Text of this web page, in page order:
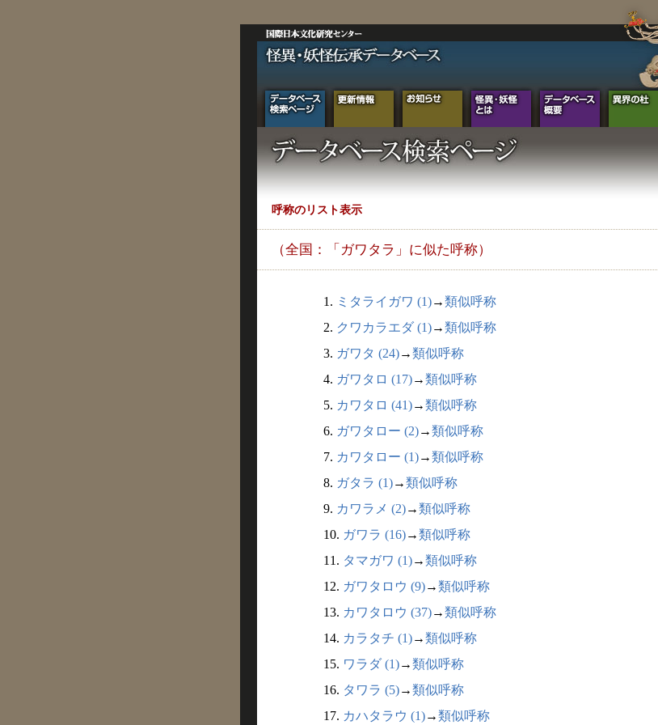
呼称のリスト表示
（全国：「ガワタラ」に似た呼称）
1. ミタライガワ (1)→類似呼称
2. クワカラエダ (1)→類似呼称
3. ガワタ (24)→類似呼称
4. ガワタロ (17)→類似呼称
5. カワタロ (41)→類似呼称
6. ガワタロー (2)→類似呼称
7. カワタロー (1)→類似呼称
8. ガタラ (1)→類似呼称
9. カワラメ (2)→類似呼称
10. ガワラ (16)→類似呼称
11. タマガワ (1)→類似呼称
12. ガワタロウ (9)→類似呼称
13. カワタロウ (37)→類似呼称
14. カラタチ (1)→類似呼称
15. ワラダ (1)→類似呼称
16. タワラ (5)→類似呼称
17. カハタラウ (1)→類似呼称